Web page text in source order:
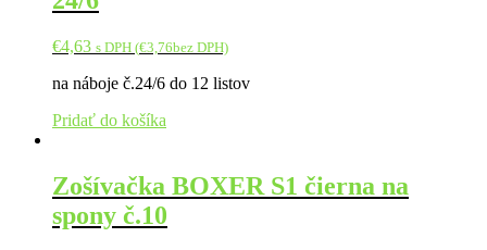
€4,63 s DPH (€3,76bez DPH)
na náboje č.24/6 do 12 listov
Pridať do košíka
Zošívačka BOXER S1 čierna na
spony č.10